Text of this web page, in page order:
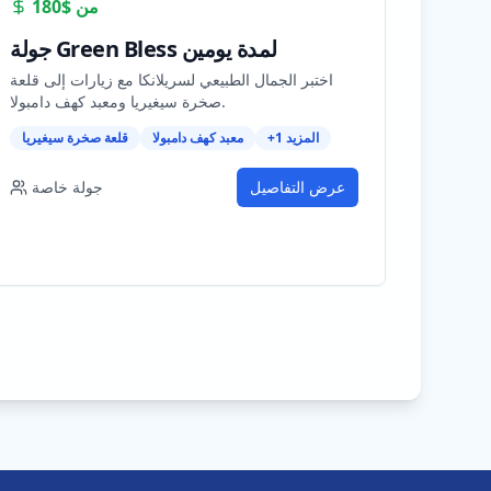
من $180
جولة Green Bless لمدة يومين
اختبر الجمال الطبيعي لسريلانكا مع زيارات إلى قلعة
صخرة سيغيريا ومعبد كهف دامبولا.
قلعة صخرة سيغيريا معبد كهف دامبولا +1 المزيد
جولة خاصة عرض التفاصيل